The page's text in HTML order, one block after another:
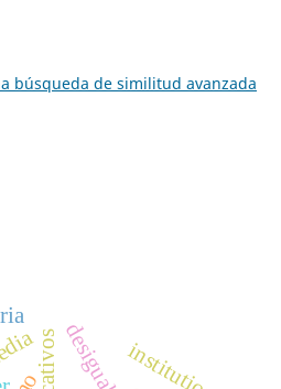
búsqueda de similitud avanzada